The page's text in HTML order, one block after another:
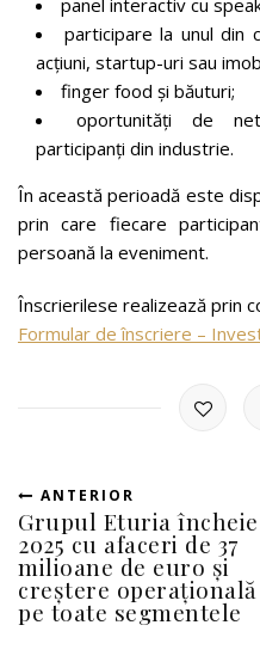
panel interactiv cu
participare la unul din
acțiuni, startup-uri sau
finger food și băuturi;
oportunități de
participanți din industrie.
În această perioadă este
prin care fiecare
persoană la eveniment.
Înscrierilese realizează prin
Formular de înscriere –
ANTERIOR
Grupul Eturia încheie
2025 cu afaceri de 37
milioane de euro și
creștere operațională
pe toate segmentele